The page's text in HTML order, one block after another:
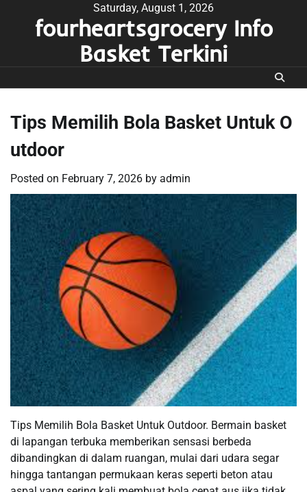
Saturday, August 1, 2026
fourheartsgrocery Info
Basket Terkini
Tips Memilih Bola Basket Untuk O
utdoor
Posted on February 7, 2026 by admin
Tips Memilih Bola Basket Untuk Outdoor. Bermain basket
di lapangan terbuka memberikan sensasi berbeda
dibandingkan di dalam ruangan, mulai dari udara segar
hingga tantangan permukaan keras seperti beton atau